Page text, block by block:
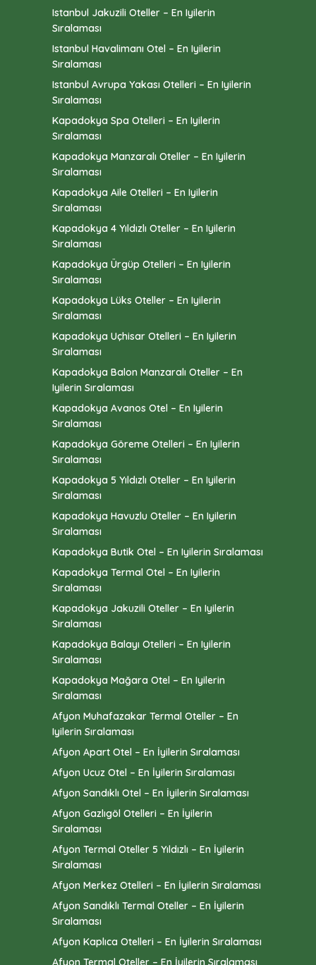
Istanbul Jakuzili Oteller – En Iyilerin
Sıralaması
Istanbul Havalimanı Otel – En Iyilerin
Sıralaması
Istanbul Avrupa Yakası Otelleri – En Iyilerin
Sıralaması
Kapadokya Spa Otelleri – En Iyilerin
Sıralaması
Kapadokya Manzaralı Oteller – En Iyilerin
Sıralaması
Kapadokya Aile Otelleri – En Iyilerin
Sıralaması
Kapadokya 4 Yıldızlı Oteller – En Iyilerin
Sıralaması
Kapadokya Ürgüp Otelleri – En Iyilerin
Sıralaması
Kapadokya Lüks Oteller – En Iyilerin
Sıralaması
Kapadokya Uçhisar Otelleri – En Iyilerin
Sıralaması
Kapadokya Balon Manzaralı Oteller – En
Iyilerin Sıralaması
Kapadokya Avanos Otel – En Iyilerin
Sıralaması
Kapadokya Göreme Otelleri – En Iyilerin
Sıralaması
Kapadokya 5 Yıldızlı Oteller – En Iyilerin
Sıralaması
Kapadokya Havuzlu Oteller – En Iyilerin
Sıralaması
Kapadokya Butik Otel – En Iyilerin Sıralaması
Kapadokya Termal Otel – En Iyilerin
Sıralaması
Kapadokya Jakuzili Oteller – En Iyilerin
Sıralaması
Kapadokya Balayı Otelleri – En Iyilerin
Sıralaması
Kapadokya Mağara Otel – En Iyilerin
Sıralaması
Afyon Muhafazakar Termal Oteller – En
Iyilerin Sıralaması
Afyon Apart Otel – En İyilerin Sıralaması
Afyon Ucuz Otel – En İyilerin Sıralaması
Afyon Sandıklı Otel – En İyilerin Sıralaması
Afyon Gazlıgöl Otelleri – En İyilerin
Sıralaması
Afyon Termal Oteller 5 Yıldızlı – En İyilerin
Sıralaması
Afyon Merkez Otelleri – En İyilerin Sıralaması
Afyon Sandıklı Termal Oteller – En İyilerin
Sıralaması
Afyon Kaplıca Otelleri – En İyilerin Sıralaması
Afyon Termal Oteller – En İyilerin Sıralaması